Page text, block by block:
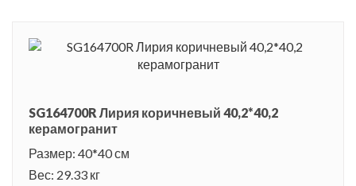
Серия керамики получила свое название в честь дворца
Это величественное здание, принадлежащие древнему роду
герцогов Альба, по праву считается лучшим архитектурным
строением испанской столицы после Королевского дворца.
Окружающие Паласио-де-Лирия сады относят к шедеврам
SG164700R Лирия коричневый 40,2*40,2
керамогранит
Размер: 40*40 см
Вес: 29.33 кг